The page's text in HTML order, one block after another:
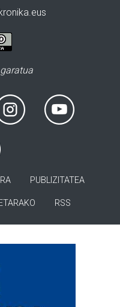
PUBLIZITATEA
RSS